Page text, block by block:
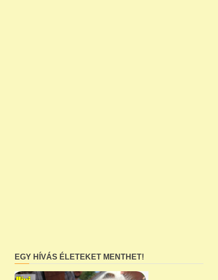
EGY HÍVÁS ÉLETEKET MENTHET!